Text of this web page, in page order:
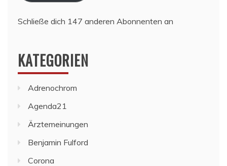
Schließe dich 147 anderen Abonnenten an
KATEGORIEN
Adrenochrom
Agenda21
Ärztemeinungen
Benjamin Fulford
Corona